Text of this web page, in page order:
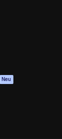
Neu